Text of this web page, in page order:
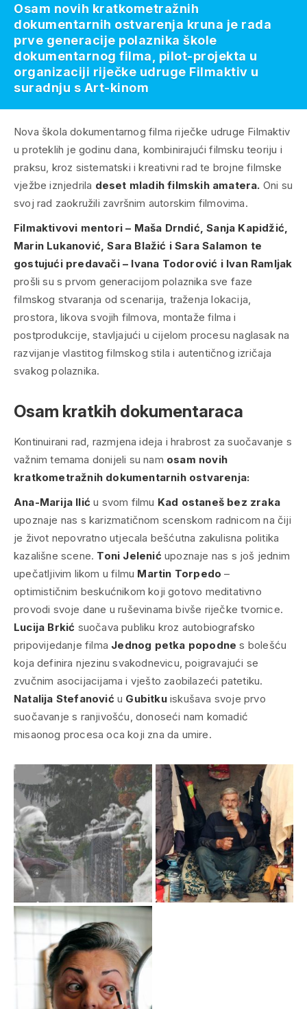
Nova škola dokumentarnog filma riječke udruge Filmaktiv
u proteklih je godinu dana, kombinirajući filmsku teoriju i
praksu, kroz sistematski i kreativni rad te brojne filmske
vježbe iznjedrila deset mladih filmskih amatera. Oni su
svoj rad zaokružili završnim autorskim filmovima.
Filmaktivovi mentori – Maša Drndić, Sanja Kapidžić,
Marin Lukanović, Sara Blažić i Sara Salamon te
gostujući predavači – Ivana Todorović i Ivan Ramljak
prošli su s prvom generacijom polaznika sve faze
filmskog stvaranja od scenarija, traženja lokacija,
prostora, likova svojih filmova, montaže filma i
postprodukcije, stavljajući u cijelom procesu naglasak na
razvijanje vlastitog filmskog stila i autentičnog izričaja
svakog polaznika.
Osam kratkih dokumentaraca
Kontinuirani rad, razmjena ideja i hrabrost za suočavanje s
važnim temama donijeli su nam osam novih
kratkometražnih dokumentarnih ostvarenja:
Ana-Marija Ilić u svom filmu Kad ostaneš bez zraka
upoznaje nas s karizmatičnom scenskom radnicom na čiji
je život nepovratno utjecala bešćutna zakulisna politika
kazališne scene. Toni Jelenić upoznaje nas s još jednim
upečatljivim likom u filmu Martin Torpedo –
optimističnim beskućnikom koji gotovo meditativno
provodi svoje dane u ruševinama bivše riječke tvornice.
Lucija Brkić suočava publiku kroz autobiografsko
pripovijedanje filma Jednog petka popodne s bolešću
koja definira njezinu svakodnevicu, poigravajući se
zvučnim asocijacijama i vješto zaobilazeći patetiku.
Natalija Stefanović u Gubitku iskušava svoje prvo
suočavanje s ranjivošću, donoseći nam komadić
misaonog procesa oca koji zna da umire.
Osam novih kratkometražnih
dokumentarnih ostvarenja kruna je rada
prve generacije polaznika škole
dokumentarnog filma, pilot-projekta u
organizaciji riječke udruge Filmaktiv u
suradnju s Art-kinom